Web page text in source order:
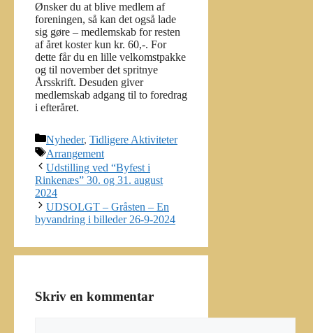
Ønsker du at blive medlem af
foreningen, så kan det også lade
sig gøre – medlemskab for resten
af året koster kun kr. 60,-. For
dette får du en lille velkomstpakke
og til november det spritnye
Årsskrift. Desuden giver
medlemskab adgang til to foredrag
i efteråret.
Kategorier
Nyheder, Tidligere Aktiviteter
Tags
Arrangement
Udstilling ved “Byfest i
Rinkenæs” 30. og 31. august
2024
UDSOLGT – Gråsten – En
byvandring i billeder 26-9-2024
Skriv en kommentar